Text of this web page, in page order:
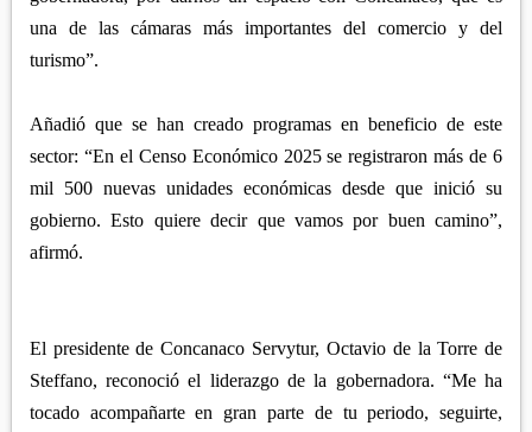
una de las cámaras más importantes del comercio y del
turismo”.
Añadió que se han creado programas en beneficio de este
sector: “En el Censo Económico 2025 se registraron más de 6
mil 500 nuevas unidades económicas desde que inició su
gobierno. Esto quiere decir que vamos por buen camino”,
afirmó.
El presidente de Concanaco Servytur, Octavio de la Torre de
Steffano, reconoció el liderazgo de la gobernadora. “Me ha
tocado acompañarte en gran parte de tu periodo, seguirte,